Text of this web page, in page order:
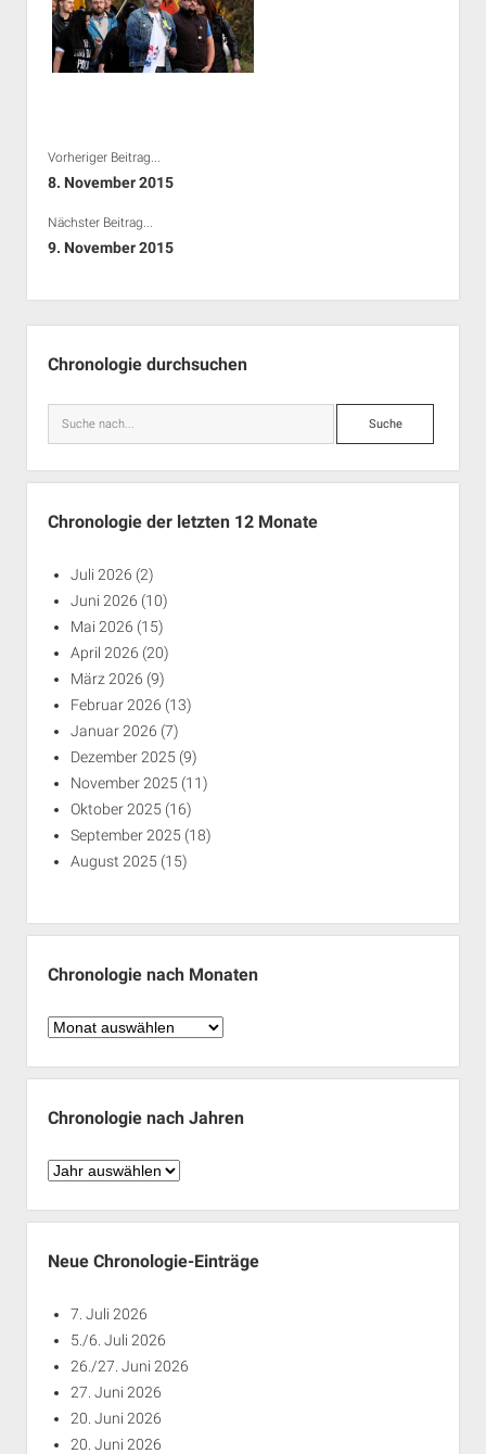
Vorheriger Beitrag...
8. November 2015
Nächster Beitrag...
9. November 2015
Chronologie durchsuchen
Suche
Chronologie der letzten 12 Monate
Juli 2026 (2)
Juni 2026 (10)
Mai 2026 (15)
April 2026 (20)
März 2026 (9)
Februar 2026 (13)
Januar 2026 (7)
Dezember 2025 (9)
November 2025 (11)
Oktober 2025 (16)
September 2025 (18)
August 2025 (15)
Chronologie nach Monaten
Chronologie
Monaten
Chronologie nach Jahren
Chronologie
Jahren
Neue Chronologie-Einträge
7. Juli 2026
5./6. Juli 2026
26./27. Juni 2026
27. Juni 2026
20. Juni 2026
20. Juni 2026